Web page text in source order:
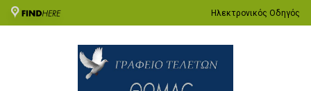
Ηλεκτρονικός Οδηγός